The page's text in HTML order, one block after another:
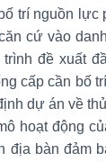
trí nguồn lực
cứ vào
trình đề xuất
cấp cần bố
dự án về
hoạt động
địa bàn đảm